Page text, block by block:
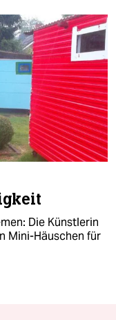
Die Künstlerin
Mini-Häuschen für